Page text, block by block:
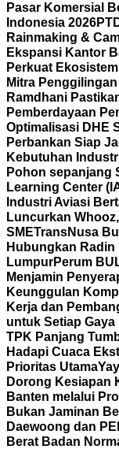
Pasar Komersial
Indonesia 2026
Rainmaking &
Ekspansi Kantor
Perkuat
Mitra
Ramdhani
Pemberdayaan
Optimalisasi DHE
Perbankan Siap
Kebutuhan
Pohon sepanjang
Learning Center
Industri Aviasi
Luncurkan
SMETransNusa
Hubungkan Radin
LumpurPerum
Menjamin
Keunggulan
Kerja dan
untuk Setiap
TPK Panjang
Hadapi Cuaca
Prioritas Utama
Dorong Kesiapan
Banten melalui
Bukan Jaminan
Daewoong dan
Berat Badan